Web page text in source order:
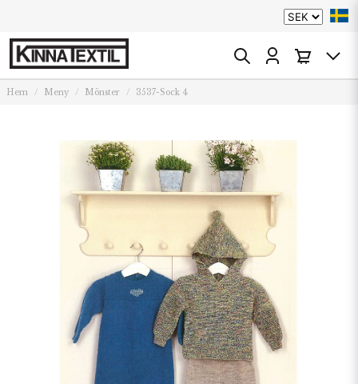
Hem Meny Mönster 3537-Sock 4